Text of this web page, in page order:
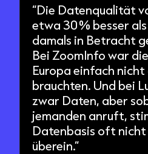
“Die Datenqualität
etwa 30 % besser
damals in Betracht
Bei ZoomInfo war
Europa einfach nicht
brauchten. Und bei
zwar Daten, aber
jemanden anruft,
Datenbasis oft
überein.”